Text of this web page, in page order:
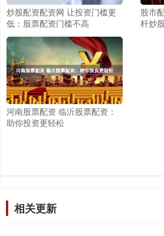
炒股配资配资网 让投资门槛更
低：股票配资门槛不高
股市
杆炒
河南股票配资 临沂股票配资：
助你投资更轻松
相关更新